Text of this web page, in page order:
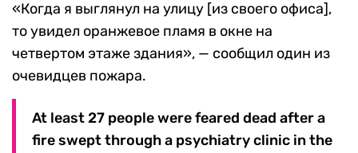
«Когда я выглянул на улицу [из своего офиса],
то увидел оранжевое пламя в окне на
четвертом этаже здания», — сообщил один из
очевидцев пожара.
At least 27 people were feared dead after a
fire swept through a psychiatry clinic in the